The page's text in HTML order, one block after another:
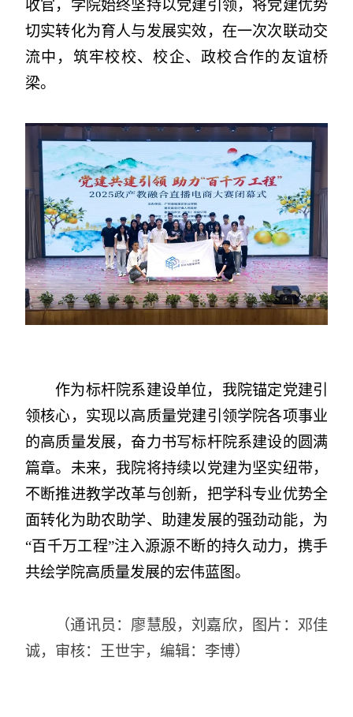
收官，学院始终坚持以党建引领，将党建优势
切实转化为育人与发展实效，在一次次联动交
流中，筑牢校校、校企、政校合作的友谊桥
梁。
作为标杆院系建设单位，我院锚定党建引
领核心，实现以高质量党建引领学院各项事业
的高质量发展，奋力书写标杆院系建设的圆满
篇章。未来，我院将持续以党建为坚实纽带，
不断推进教学改革与创新，把学科专业优势全
面转化为助农助学、助建发展的强劲动能，为
“百千万工程”注入源源不断的持久动力，携手
共绘学院高质量发展的宏伟蓝图。
（通讯员：廖慧殷，刘嘉欣，图片：邓佳
诚， 审核：王世宇，编辑：李博）